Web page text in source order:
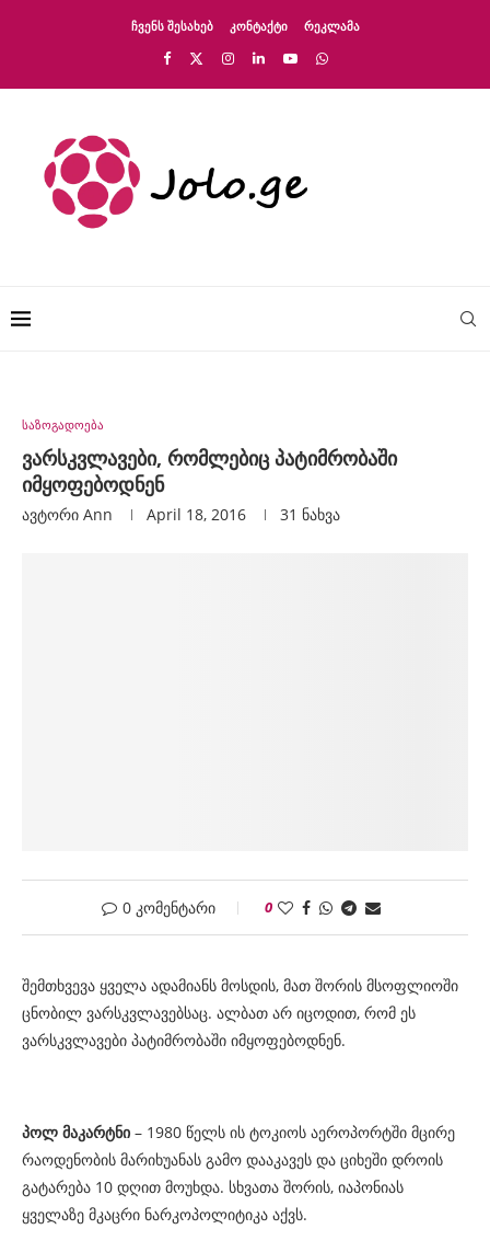
ᲩᲕᲔᲜᲡ ᲨᲔᲡᲐᲮᲔᲑ ᲙᲝᲜᲢᲐᲥᲢᲘ ᲠᲔᲙᲚᲐᲛᲐ
საზოგადოება
ვარსკვლავები, რომლებიც პატიმრობაში
იმყოფებოდნენ
ავტორი Ann April 18, 2016 31 ნახვა
0 კომენტარი 0
შემთხვევა ყველა ადამიანს მოსდის, მათ შორის მსოფლიოში
ცნობილ ვარსკვლავებსაც. ალბათ არ იცოდით, რომ ეს
ვარსკვლავები პატიმრობაში იმყოფებოდნენ.
პოლ მაკარტნი – 1980 წელს ის ტოკიოს აეროპორტში მცირე
რაოდენობის მარიხუანას გამო დააკავეს და ციხეში დროის
გატარება 10 დღით მოუხდა. სხვათა შორის, იაპონიას
ყველაზე მკაცრი ნარკოპოლიტიკა აქვს.